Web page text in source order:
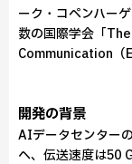
ーク・コペンハー
数の国際学会「
Communication（
開発の背景
AIデータセンター
へ、伝送速度は50